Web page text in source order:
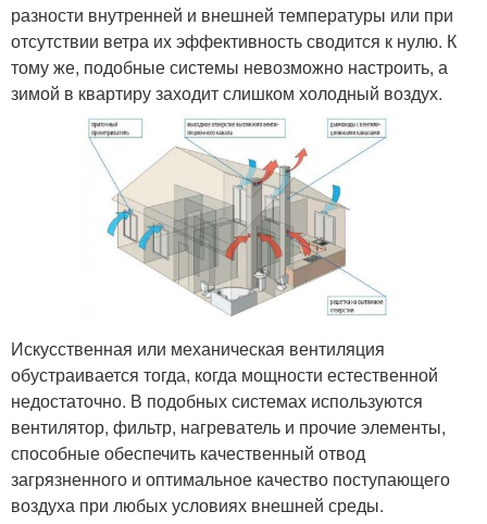
разности внутренней и внешней температуры или при
отсутствии ветра их эффективность сводится к нулю. К
тому же, подобные системы невозможно настроить, а
зимой в квартиру заходит слишком холодный воздух.
Искусственная или механическая вентиляция
обустраивается тогда, когда мощности естественной
недостаточно. В подобных системах используются
вентилятор, фильтр, нагреватель и прочие элементы,
способные обеспечить качественный отвод
загрязненного и оптимальное качество поступающего
воздуха при любых условиях внешней среды.